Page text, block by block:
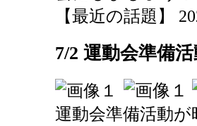
【最近の話題】
7/2 運動会準備
運動会準備活動